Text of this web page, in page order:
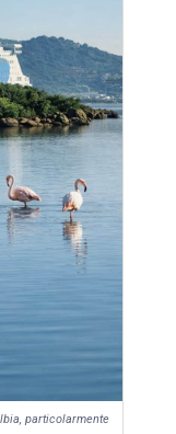
particolarmente